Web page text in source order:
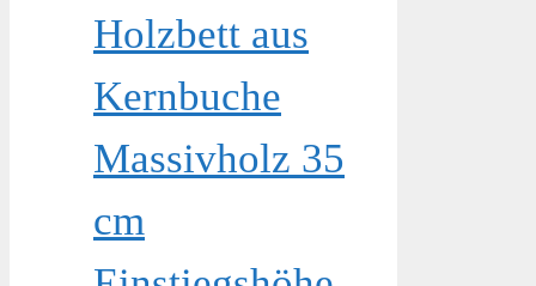
Holzbett aus
Kernbuche
Massivholz 35
cm